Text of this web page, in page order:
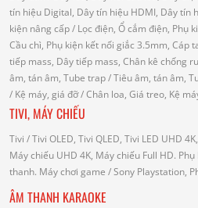
tín hiệu Digital, Dây tín hiệu HDMI, Dây tín
kiện nâng cấp/ Lọc điện, Ổ cắm điện, Phụ
Cầu chì, Phụ kiện kết nối giắc 3.5mm, Cáp
tiếp mass, Dây tiếp mass, Chân kê chống
âm, tán âm, Tube trap/ Tiêu âm, tán âm,
/ Kệ máy, giá đỡ/ Chân loa, Giá treo, Kệ
TIVI, MÁY CHIẾU
Tivi / Tivi OLED, Tivi QLED, Tivi LED UHD
Máy chiếu UHD 4K, Máy chiếu Full HD. Phụ
thanh. Máy chơi game / Sony Playstation,
ÂM THANH KARAOKE